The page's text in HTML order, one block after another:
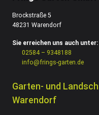
Brockstraße 5
48231 Warendorf
Sie erreichen uns auch unter:
02584 – 9348188
info@frings-garten.de
Garten- und
Warendorf